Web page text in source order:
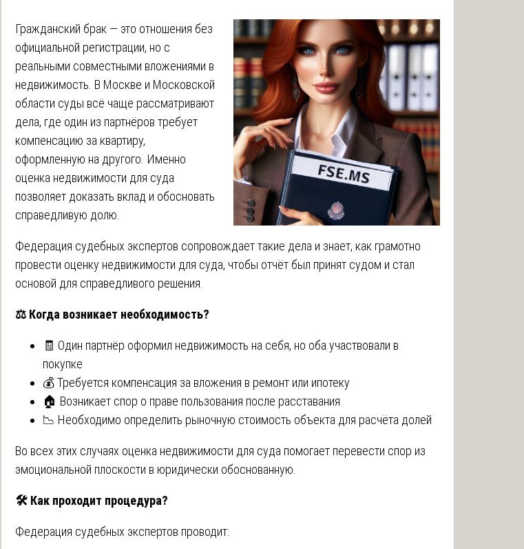
Гражданский брак — это отношения без
официальной регистрации, но с
реальными совместными вложениями в
недвижимость. В Москве и Московской
области суды всё чаще рассматривают
дела, где один из партнёров требует
компенсацию за квартиру,
оформленную на другого. Именно
оценка недвижимости для суда
позволяет доказать вклад и обосновать
справедливую долю.
Федерация судебных экспертов сопровождает такие дела и знает, как грамотно
провести оценку недвижимости для суда, чтобы отчёт был принят судом и стал
основой для справедливого решения.
⚖️Когда возникает необходимость?
🧾 Один партнёр оформил недвижимость на себя, но оба участвовали в
покупке
💰 Требуется компенсация за вложения в ремонт или ипотеку
🏠 Возникает спор о праве пользования после расставания
📉 Необходимо определить рыночную стоимость объекта для расчёта долей
Во всех этих случаях оценка недвижимости для суда помогает перевести спор из
эмоциональной плоскости в юридически обоснованную.
🛠Как проходит процедура?
Федерация судебных экспертов проводит: